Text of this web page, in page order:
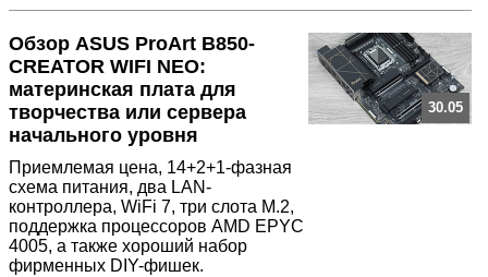
Обзор ASUS ProArt B850-
CREATOR WIFI NEO:
материнская плата для
творчества или сервера
начального уровня
Приемлемая цена, 14+2+1-фазная
схема питания, два LAN-
контроллера, WiFi 7, три слота M.2,
поддержка процессоров AMD EPYC
4005, а также хороший набор
фирменных DIY-фишек.
30.05